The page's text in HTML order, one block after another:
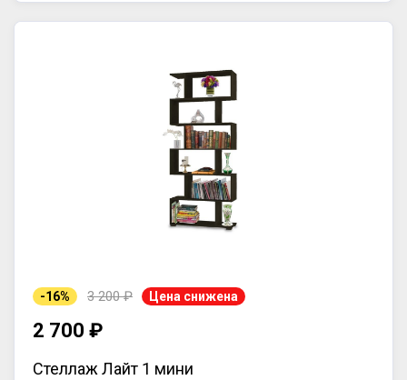
-16% 3 200 ₽ Цена снижена
2 700 ₽
Стеллаж Лайт 1 мини